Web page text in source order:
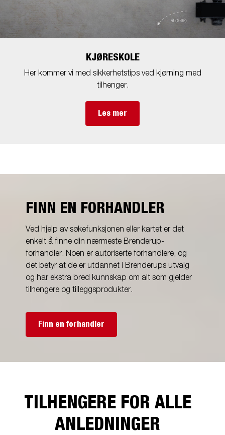
KJØRESKOLE
Her kommer vi med sikkerhetstips ved kjørning med
tilhenger.
Les mer
FINN EN FORHANDLER
Ved hjelp av søkefunksjonen eller kartet er det
enkelt å finne din nærmeste Brenderup-
forhandler. Noen er autoriserte forhandlere, og
det betyr at de er utdannet i Brenderups utvalg
og har ekstra bred kunnskap om alt som gjelder
tilhengere og tilleggsprodukter.
Finn en forhandler
TILHENGERE FOR ALLE
ANLEDNINGER